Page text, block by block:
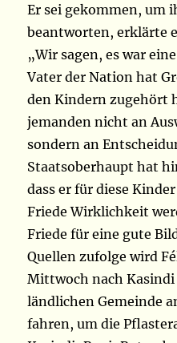
Er sei gekommen, um
beantworten, erklärte
„Wir sagen, es war
Vater der Nation hat
den Kindern zugehört
jemanden nicht an
sondern an
Staatsoberhaupt hat
dass er für diese
Friede Wirklichkeit
Friede für eine gute
Quellen zufolge wird
Mittwoch nach
ländlichen Gemeinde
fahren, um die